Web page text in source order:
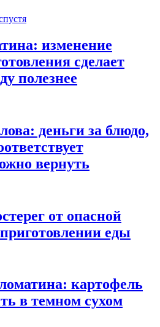
изменение
сделает
полезнее
деньги за блюдо,
вернуть
от опасной
еды
картофель
в темном сухом